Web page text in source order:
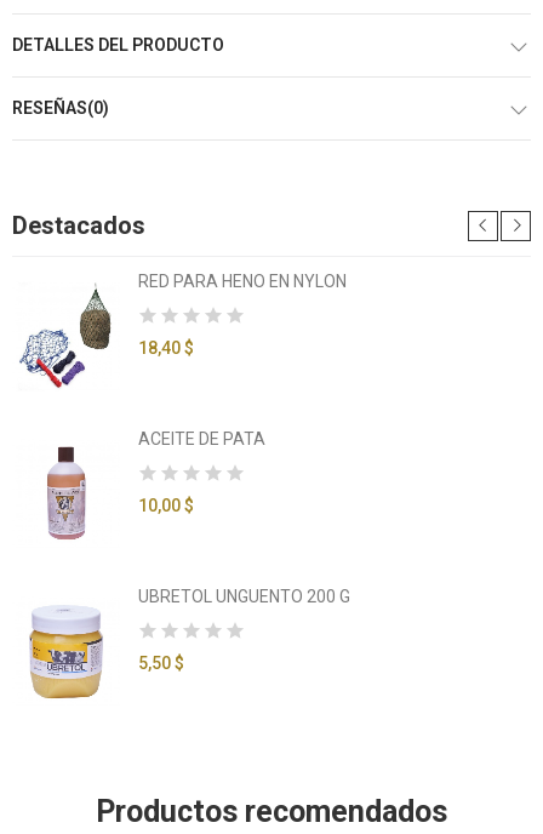
DETALLES DEL PRODUCTO
RESEÑAS(0)
Destacados
RED PARA HENO EN NYLON
18,40 $
ACEITE DE PATA
10,00 $
UBRETOL UNGUENTO 200 G
5,50 $
Productos recomendados